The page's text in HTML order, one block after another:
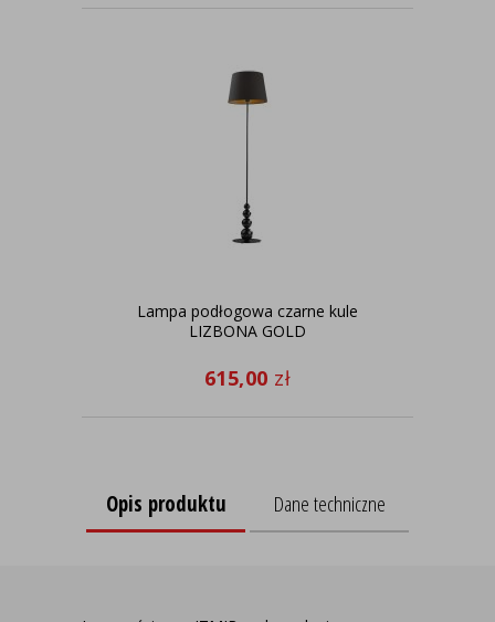
Lampa podłogowa czarne kule
LIZBONA GOLD
615,00 zł
Opis produktu Dane techniczne